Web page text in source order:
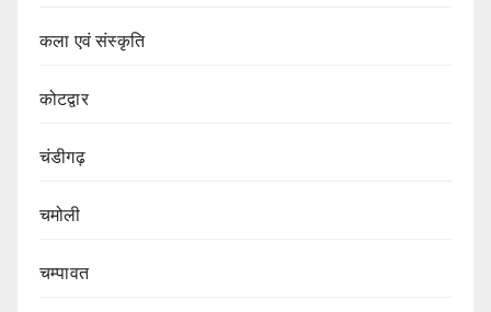
कला एवं संस्कृति
कोटद्वार
चंडीगढ़
चमोली
चम्पावत